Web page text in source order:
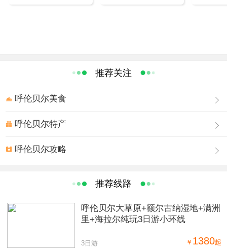
推荐关注
呼伦贝尔美食
呼伦贝尔特产
呼伦贝尔攻略
推荐线路
呼伦贝尔大草原+额尔古纳湿地+满洲
里+海拉尔纯玩3日游小环线
￥ 1380起
3日游